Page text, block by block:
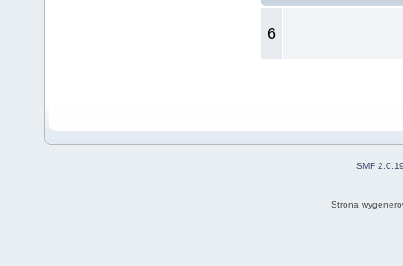
6
SMF
Strona